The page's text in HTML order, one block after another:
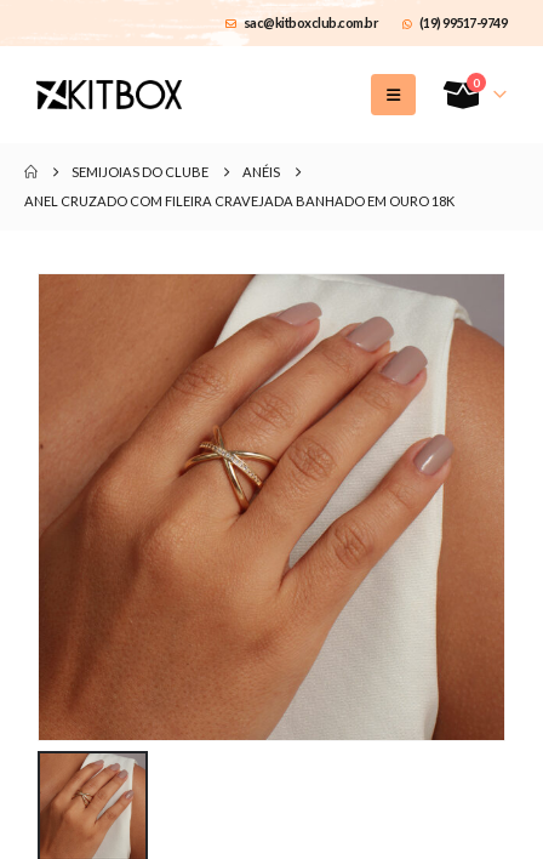
sac@kitboxclub.com.br (19) 99517-9749
0
SEMIJOIAS DO CLUBE
ANÉIS
ANEL CRUZADO COM FILEIRA CRAVEJADA BANHADO EM OURO 18K